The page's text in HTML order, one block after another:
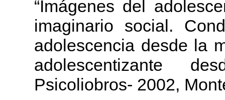
“Imágenes del
imaginario social.
adolescencia desde la
adolescentizante
Psicoliobros- 2002,